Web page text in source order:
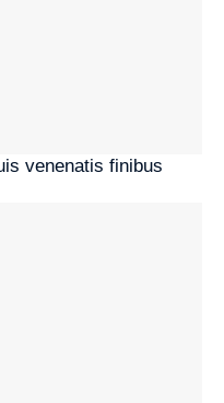
venenatis finibus